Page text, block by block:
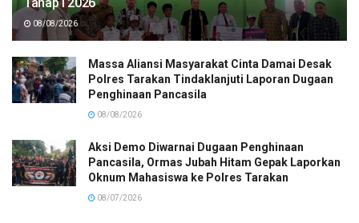
Tahap I 2026
08/08/2026
Massa Aliansi Masyarakat Cinta Damai Desak
Polres Tarakan Tindaklanjuti Laporan Dugaan
Penghinaan Pancasila
08/08/2026
Aksi Demo Diwarnai Dugaan Penghinaan
Pancasila, Ormas Jubah Hitam Gepak Laporkan
Oknum Mahasiswa ke Polres Tarakan
08/07/2026